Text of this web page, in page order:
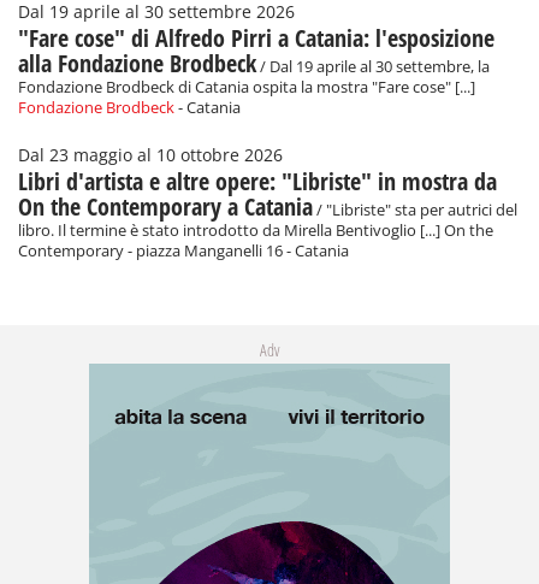
Dal 19 aprile al 30 settembre 2026
"Fare cose" di Alfredo Pirri a Catania: l'esposizione
alla Fondazione Brodbeck/ Dal 19 aprile al 30 settembre, la
Fondazione Brodbeck di Catania ospita la mostra "Fare cose" [...]
Fondazione Brodbeck- Catania
Dal 23 maggio al 10 ottobre 2026
Libri d'artista e altre opere: "Libriste" in mostra da
On the Contemporary a Catania/ "Libriste" sta per autrici del
libro. Il termine è stato introdotto da Mirella Bentivoglio [...] On the
Contemporary - piazza Manganelli 16 - Catania
Adv